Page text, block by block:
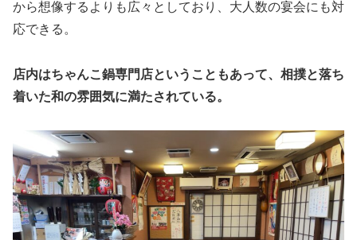
から想像するよりも広々としており、大人数の宴会にも対
応できる。
店内はちゃんこ鍋専門店ということもあって、相撲と落ち
着いた和の雰囲気に満たされている。